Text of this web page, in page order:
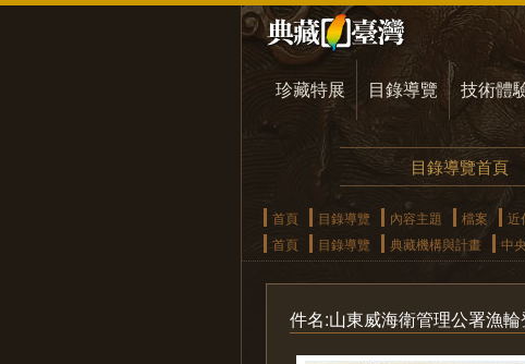
珍藏特展 目錄導覽 技術體
目錄導覽首頁
首頁 目錄導覽 內容主題 檔案 近
首頁
目錄導覽 典藏機構與計畫 中
件名:山東威海衛管理公署漁